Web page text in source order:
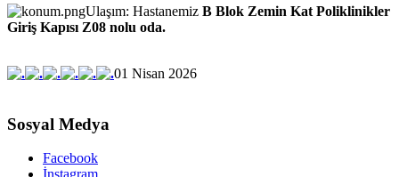
Ulaşım: Hastanemiz B Blok Zemin Kat Poliklinikler
Giriş Kapısı Z08 nolu oda.
01 Nisan 2026
Sosyal Medya
Facebook